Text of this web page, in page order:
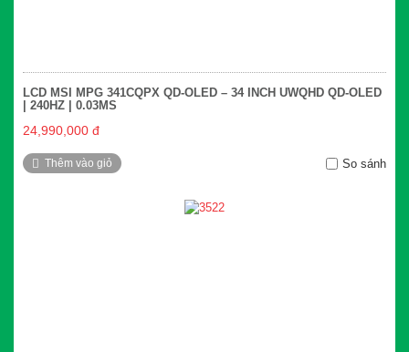
LCD MSI MPG 341CQPX QD-OLED – 34 INCH UWQHD QD-OLED
| 240HZ | 0.03MS
24,990,000 đ
Thêm vào giỏ So sánh